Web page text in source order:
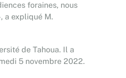
foraines, nous
a expliqué M.
de Tahoua. Il a
5 novembre 2022.